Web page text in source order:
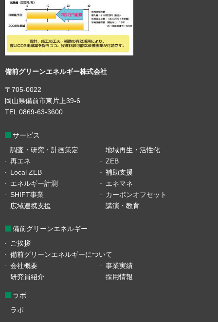
備前グリーンエネルギー株式会社
〒705-0022
岡山県備前市東片上39-6
TEL 0869-63-3600
サービス
調査・研究・計画策定
地域再生・活性化
再エネ
ZEB
Local ZEB
補助支援
エネルギー計測
エネマネ
SHIFT事業
カーボンオフセット
広域連携支援
講演・教育
備前グリーンエネルギー
ご挨拶
備前グリーンエネルギーについて
会社概要
事業実績
研究員紹介
採用情報
ラボ
ラボ